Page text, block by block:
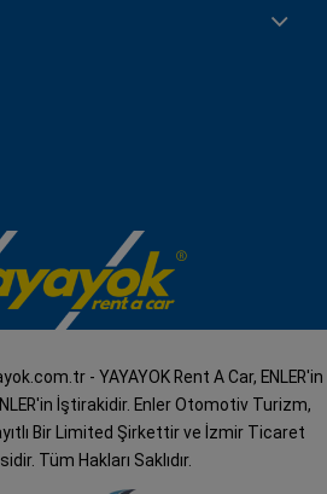
- YAYAYOK Rent A Car, ENLER'in
İştirakidir. Enler Otomotiv Turizm,
Bir Limited Şirkettir ve İzmir Ticaret
Tüm Hakları Saklıdır.